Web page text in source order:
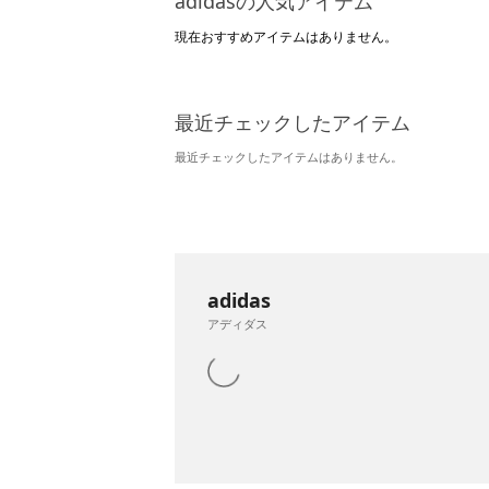
現在おすすめアイテムはありません。
最近チェックしたアイテム
最近チェックしたアイテムはありません。
adidas
アディダス